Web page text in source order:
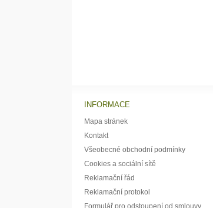
INFORMACE
Mapa stránek
Kontakt
Všeobecné obchodní podmínky
Cookies a sociální sítě
Reklamační řád
Reklamační protokol
Formulář pro odstoupení od smlouvy